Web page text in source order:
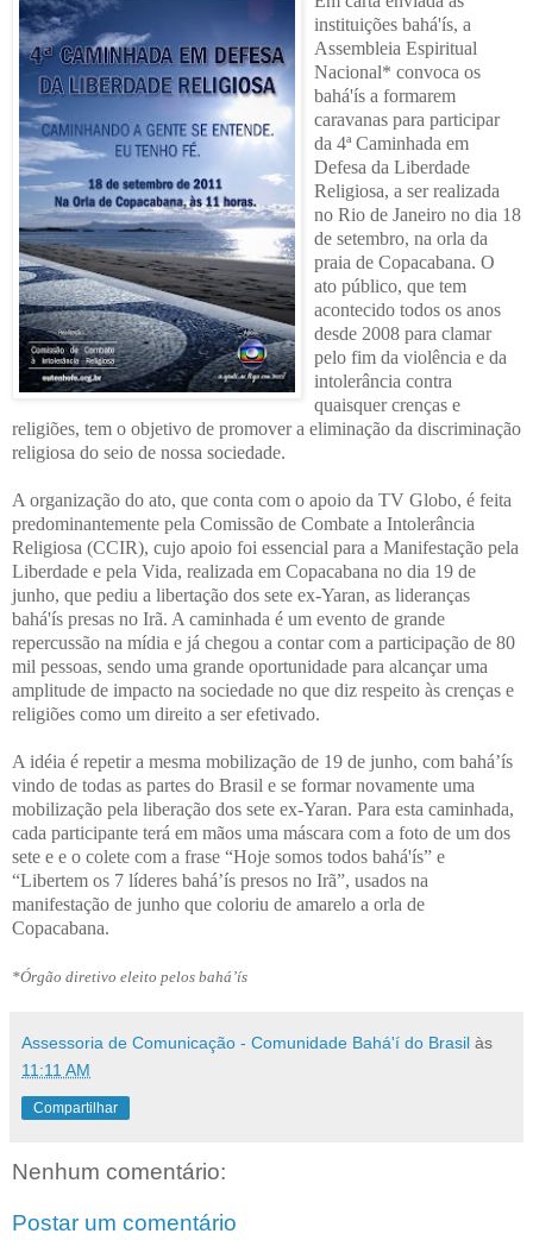
instituições bahá'ís, a
Assembleia Espiritual
Nacional* convoca os
bahá'ís a formarem
caravanas para participar
da 4ª Caminhada em
Defesa da Liberdade
Religiosa, a ser realizada
no Rio de Janeiro no dia 18
de setembro, na orla da
praia de Copacabana. O
ato público, que tem
acontecido todos os anos
desde 2008 para clamar
pelo fim da violência e da
intolerância contra
quaisquer crenças e
religiões, tem o objetivo de promover a eliminação da discriminação
religiosa do seio de nossa sociedade.
A organização do ato, que conta com o apoio da TV Globo, é feita
predominantemente pela Comissão de Combate a Intolerância
Religiosa (CCIR), cujo apoio foi essencial para a Manifestação pela
Liberdade e pela Vida, realizada em Copacabana no dia 19 de
junho, que pediu a libertação dos sete ex-Yaran, as lideranças
bahá'ís presas no Irã. A caminhada é um evento de grande
repercussão na mídia e já chegou a contar com a participação de 80
mil pessoas, sendo uma grande oportunidade para alcançar uma
amplitude de impacto na sociedade no que diz respeito às crenças e
religiões como um direito a ser efetivado.
A idéia é repetir a mesma mobilização de 19 de junho, com bahá’ís
vindo de todas as partes do Brasil e se formar novamente uma
mobilização pela liberação dos sete ex-Yaran. Para esta caminhada,
cada participante terá em mãos uma máscara com a foto de um dos
sete e e o colete com a frase “Hoje somos todos bahá'ís” e
“Libertem os 7 líderes bahá’ís presos no Irã”, usados na
manifestação de junho que coloriu de amarelo a orla de
Copacabana.
*Órgão diretivo eleito pelos bahá’ís
Assessoria de Comunicação - Comunidade Bahá'í do Brasil às
11:11 AM
Compartilhar
Nenhum comentário:
Postar um comentário